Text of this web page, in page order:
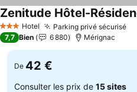
3 ÉtoilesHotel Parking privé sécurisé
7,7 Bien 6 880 Mérignac
De 42 €
Consulter les prix de 15 sites